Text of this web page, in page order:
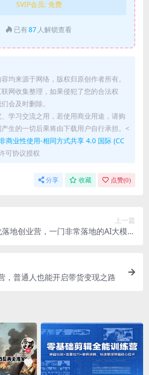
SVIP会员: 免费
已有87 人解锁查看
均来源于网络，版权归原创作者所有。
网收集整理，如果侵犯了您的合法权
会及时删除。
学习交流之用，若使用商业用途，请购
生的一切后果将由下载用户自行承担。<
非商业性使用-相同方式共享 4.0 国际 (CC
可协议授权
分享 收藏 点赞(0)
上一篇
地创业营，一门非常落地的AI大模型
，普通人也能开启带货变现之路